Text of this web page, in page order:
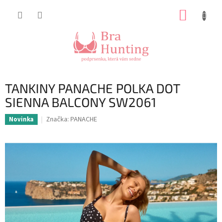
TANKINY PANACHE POLKA DOT
SIENNA BALCONY SW2061
Novinka Značka: PANACHE